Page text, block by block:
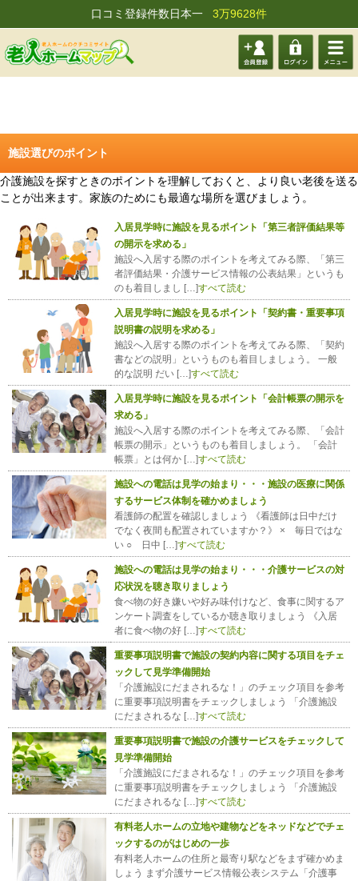
口コミ登録件数日本一 3万9628件
会員登 ログイ メニュ
施設選びのポイント
介護施設を探すときのポイントを理解しておくと、より良い老後を送る
ことが出来ます。家族のためにも最適な場所を選びましょう。
入居見学時に施設を見るポイント「第三者評価結果等
の開示を求める」
施設へ入居する際のポイントを考えてみる際、「第三
者評価結果・介護サービス情報の公表結果」というも
のも着目しまし […]すべて読む
入居見学時に施設を見るポイント「契約書・重要事項
説明書の説明を求める」
施設へ入居する際のポイントを考えてみる際、「契約
書などの説明」というものも着目しましょう。 一般
的な説明 だい […]すべて読む
入居見学時に施設を見るポイント「会計帳票の開示を
求める」
施設へ入居する際のポイントを考えてみる際、「会計
帳票の開示」というものも着目しましょう。 「会計
帳票」とは何か […]すべて読む
施設への電話は見学の始まり・・・施設の医療に関係
するサービス体制を確かめましょう
看護師の配置を確認しましょう 《看護師は日中だけ
でなく夜間も配置されていますか？》 × 毎日ではな
い ○ 日中 […]すべて読む
施設への電話は見学の始まり・・・介護サービスの対
応状況を聴き取りましょう
食べ物の好き嫌いや好み味付けなど、食事に関するア
ンケート調査をしているか聴き取りましょう 《入居
者に食べ物の好 […]すべて読む
重要事項説明書で施設の契約内容に関する項目をチェ
ックして見学準備開始
「介護施設にだまされるな！」のチェック項目を参考
に重要事項説明書をチェックしましょう 「介護施設
にだまされるな […]すべて読む
重要事項説明書で施設の介護サービスをチェックして
見学準備開始
「介護施設にだまされるな！」のチェック項目を参考
に重要事項説明書をチェックしましょう 「介護施設
にだまされるな […]すべて読む
有料老人ホームの立地や建物などをネッドなどでチェ
ックするのがはじめの一歩
有料老人ホームの住所と最寄り駅などをまず確かめま
しょう まず介護サービス情報公表システム「介護事